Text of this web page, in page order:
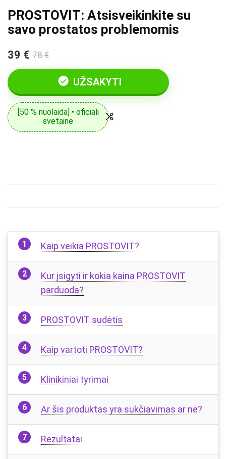
PROSTOVIT: Atsisveikinkite su
savo prostatos problemomis
39 € 78 €
UŽSAKYTI
[50 % nuolaida] • oficiali
svetainė
Kaip veikia PROSTOVIT?
Kur įsigyti ir kokia kaina PROSTOVIT
parduoda?
PROSTOVIT sudėtis
Kaip vartoti PROSTOVIT?
Klinikiniai tyrimai
Ar šis produktas yra sukčiavimas ar ne?
Rezultatai